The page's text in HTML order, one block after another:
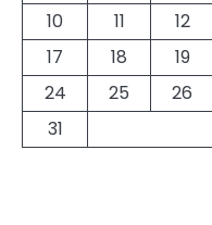
10
11 12
17
18 19
24
25 26
31